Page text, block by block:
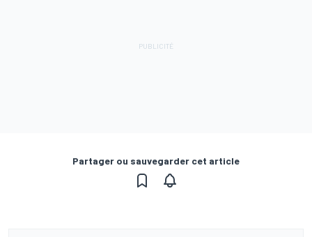
Partager ou sauvegarder cet article